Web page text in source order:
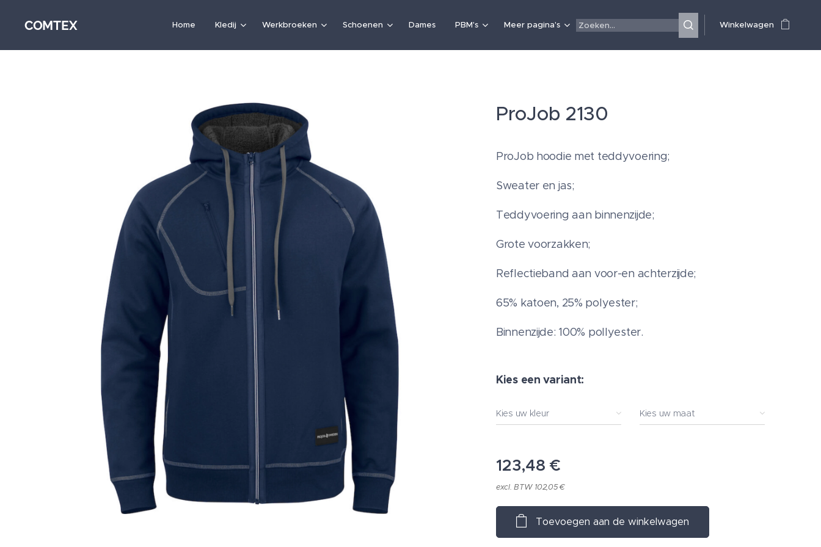
COMTEX Home Kledij Werkbroeken Schoenen Dames PBM's Meer pagina's Winkelwagen
ProJob 2130
ProJob hoodie met teddyvoering;
Sweater en jas;
Teddyvoering aan binnenzijde;
Grote voorzakken;
Reflectieband aan voor-en achterzijde;
65% katoen, 25% polyester;
Binnenzijde: 100% pollyester.
Kies een variant:
Kies uw kleur Kies uw maat
123,48 €
excl. BTW 102,05 €
Toevoegen aan de winkelwagen